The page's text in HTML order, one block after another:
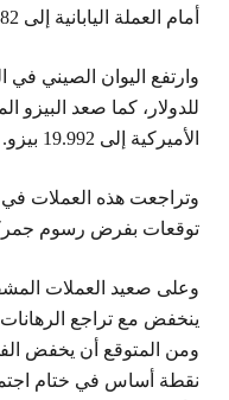
أمام العملة اليابانية إلى 151.82 ين.
الأميركية إلى 19.992 بيزو.
وتراجعت هذه العملات في
توقعات بفرض رسوم
نقطة أساس في ختام